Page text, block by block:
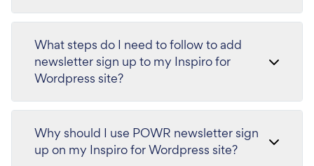
What steps do I need to follow to add
newsletter sign up to my Inspiro for
Wordpress site?
Why should I use POWR newsletter sign
up on my Inspiro for Wordpress site?